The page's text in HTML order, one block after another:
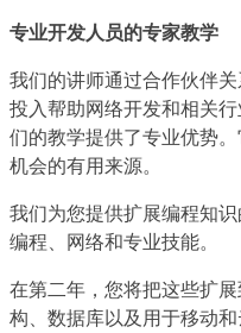
专业开发人员的专家教学
我们的讲师通过合作伙伴
投入帮助网络开发和相关
们的教学提供了专业优势
机会的有用来源。
我们为您提供扩展编程知
编程、网络和专业技能。
在第二年，您将把这些扩
构、数据库以及用于移动和